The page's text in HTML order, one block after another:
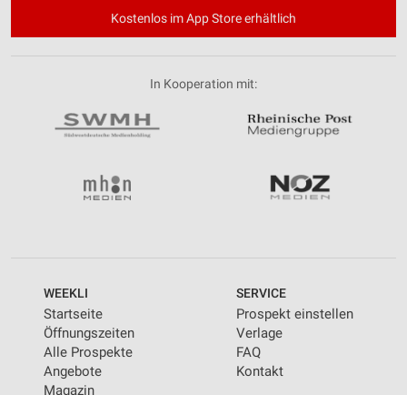
Kostenlos im App Store erhältlich
In Kooperation mit:
WEEKLI
Startseite
Öffnungszeiten
Alle Prospekte
Angebote
Magazin
SERVICE
Prospekt einstellen
Verlage
FAQ
Kontakt